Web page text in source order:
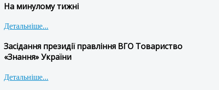
На минулому тижні
Детальніше...
Засідання президії правління ВГО Товариство
«Знання» України
Детальніше...